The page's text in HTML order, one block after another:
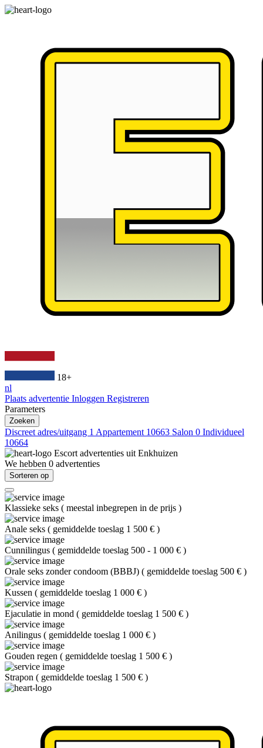
18+
nl
Plaats advertentie Inloggen Registreren
Parameters
Zoeken
Discreet adres/uitgang 1 Appartement 10663 Salon 0 Individueel
10664
Escort advertenties uit Enkhuizen
We hebben 0 advertenties
Sorteren op
Klassieke seks ( meestal inbegrepen in de prijs )
Anale seks ( gemiddelde toeslag 1 500 € )
Cunnilingus ( gemiddelde toeslag 500 - 1 000 € )
Orale seks zonder condoom (BBBJ) ( gemiddelde toeslag 500 € )
Kussen ( gemiddelde toeslag 1 000 € )
Ejaculatie in mond ( gemiddelde toeslag 1 500 € )
Anilingus ( gemiddelde toeslag 1 000 € )
Gouden regen ( gemiddelde toeslag 1 500 € )
Strapon ( gemiddelde toeslag 1 500 € )